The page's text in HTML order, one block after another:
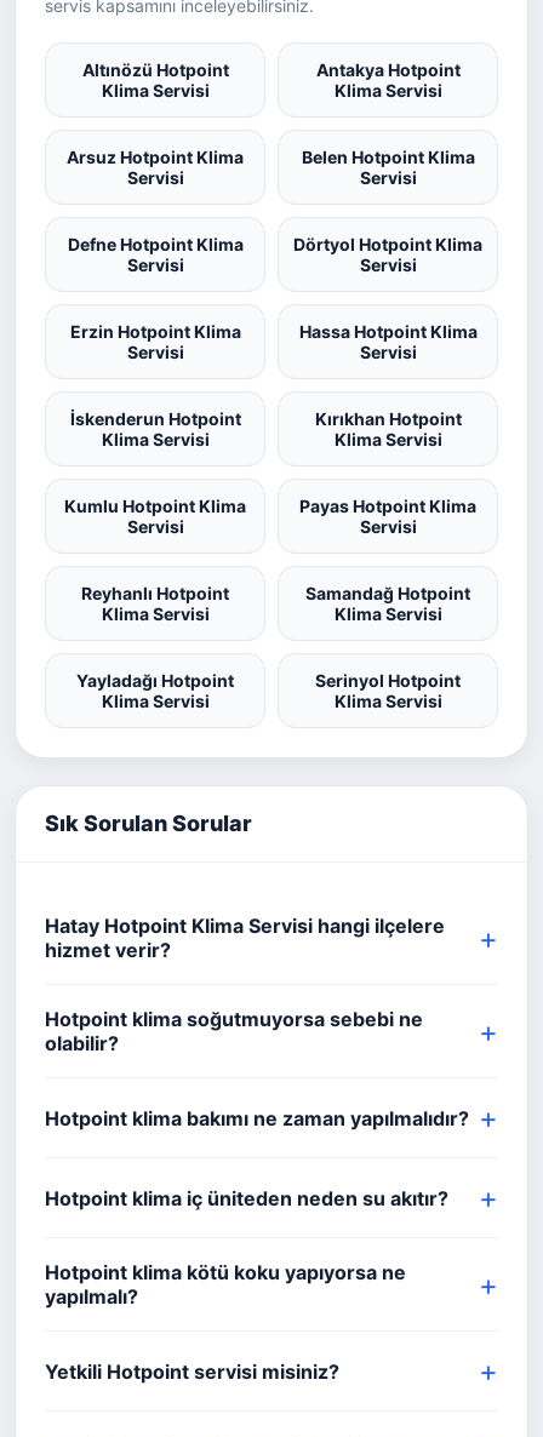
servis kapsamını inceleyebilirsiniz.
Altınözü Hotpoint
Klima Servisi
Antakya Hotpoint
Klima Servisi
Arsuz Hotpoint Klima
Servisi
Belen Hotpoint Klima
Servisi
Defne Hotpoint Klima
Servisi
Dörtyol Hotpoint Klima
Servisi
Erzin Hotpoint Klima
Servisi
Hassa Hotpoint Klima
Servisi
İskenderun Hotpoint
Klima Servisi
Kırıkhan Hotpoint
Klima Servisi
Kumlu Hotpoint Klima
Servisi
Payas Hotpoint Klima
Servisi
Reyhanlı Hotpoint
Klima Servisi
Samandağ Hotpoint
Klima Servisi
Yayladağı Hotpoint
Klima Servisi
Serinyol Hotpoint
Klima Servisi
Sık Sorulan Sorular
Hatay Hotpoint Klima Servisi hangi ilçelere
hizmet verir?
Hotpoint klima soğutmuyorsa sebebi ne
olabilir?
Hotpoint klima bakımı ne zaman yapılmalıdır?
Hotpoint klima iç üniteden neden su akıtır?
Hotpoint klima kötü koku yapıyorsa ne
yapılmalı?
Yetkili Hotpoint servisi misiniz?